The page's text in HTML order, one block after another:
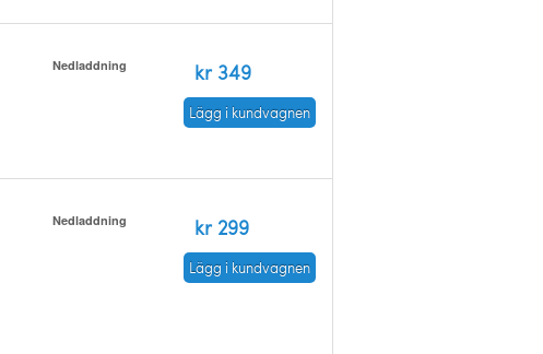
Nedladdning kr 349
Lägg i kundvagnen
Nedladdning kr 299
Lägg i kundvagnen